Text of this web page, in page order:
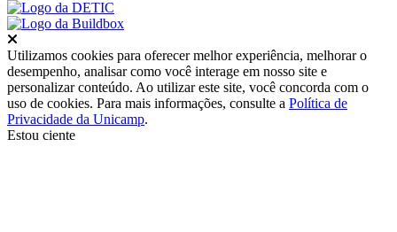
Utilizamos cookies para oferecer melhor experiência, melhorar o
desempenho, analisar como você interage em nosso site e
personalizar conteúdo. Ao utilizar este site, você concorda com o
uso de cookies. Para mais informações, consulte a Política de
Privacidade da Unicamp.
Estou ciente